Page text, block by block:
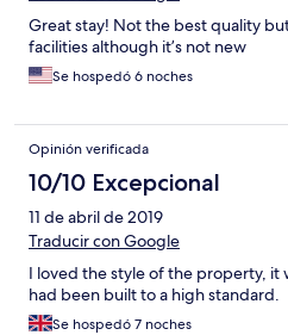
Great stay! Not the best quality
facilities although it’s not new
Se hospedó 6 noches
Opinión verificada
10/10 Excepcional
11 de abril de 2019
Traducir con Google
I loved the style of the property, it
had been built to a high standard.
Se hospedó 7 noches